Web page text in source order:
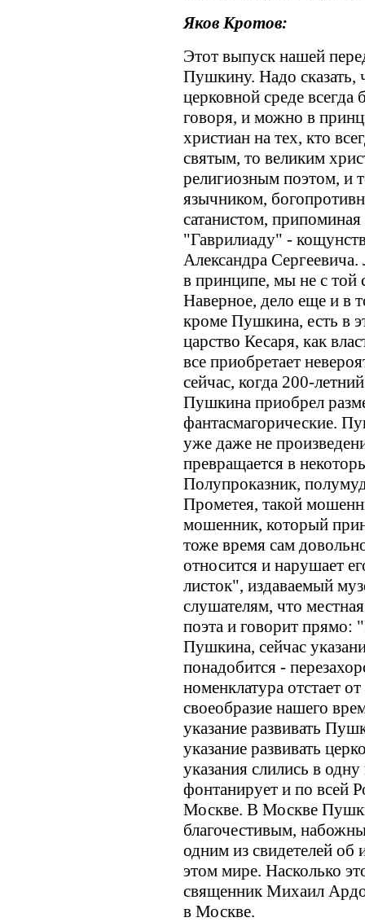
Яков Кротов:
Этот выпуск нашей
Пушкину. Надо
церковной среде
говоря, и можно в
христиан на тех, кто
святым, то великим
религиозным поэтом, и
язычником,
сатанистом,
"Гаврилиаду" -
Александра
в принципе, мы не с
Наверное, дело еще и в
кроме Пушкина, есть в
царство Кесаря, как
все приобретает
сейчас, когда 200-
Пушкина приобрел
фантасмагорические.
уже даже не
превращается в
Полупроказник,
Прометея, такой
мошенник, который
тоже время сам
относится и нарушает
листок", издаваемый
слушателям, что
поэта и говорит прямо:
Пушкина, сейчас
понадобится -
номенклатура отстает
своеобразие нашего
указание развивать
указание развивать
указания слились в
фонтанирует и по всей
Москве. В Москве
благочестивым,
одним из свидетелей об
этом мире. Насколько
священник Михаил
в Москве.